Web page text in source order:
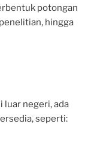
potongan
hingga
luar negeri, ada
seperti: